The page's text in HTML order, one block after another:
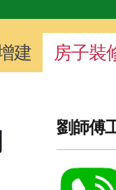
建 房子裝
劉師傅